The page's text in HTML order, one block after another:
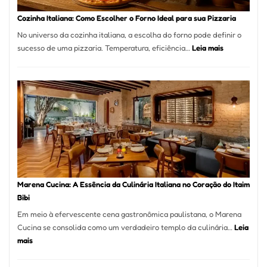
Portal
Resolver
Isso
Cozinha Italiana: Como Escolher o Forno Ideal para sua Pizzaria
No universo da cozinha italiana, a escolha do forno pode definir o
sucesso de uma pizzaria. Temperatura, eficiência…Leia mais:
Como
Escolher
o
Forno
Ideal
para
sua
Pizzaria
Marena Cucina: A Essência da Culinária Italiana no Coração do Itaim
Bibi
Em meio à efervescente cena gastronômica paulistana, o Marena
Cucina se consolida como um verdadeiro templo da culinária… Leia
mais: